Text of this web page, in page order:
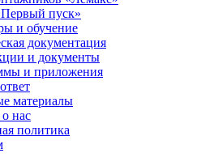
пуск»
и обучение
документация
и документы
и приложения
материалы
нас
политика